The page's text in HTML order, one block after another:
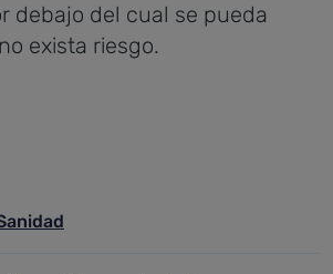
debajo del cual se pueda
exista riesgo.